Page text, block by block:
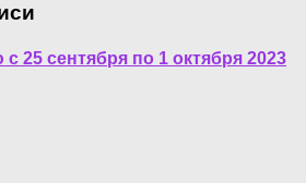
25 сентября по 1 октября 2023